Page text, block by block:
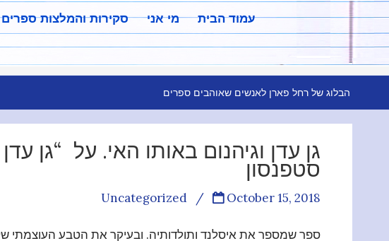
סקירות והמלצות ספרים מי אני עמוד הבית
הבלוג של רחל פארן לאנשים שאוהבים ספרים
גן עדן וגיהנום באותו האי. על “גן עדן
סטפנסון
Uncategorized / October 15, 2018
ספר שמספר את איסלנד ותולדותיה. ובעיקר את הטבע העוצמתי